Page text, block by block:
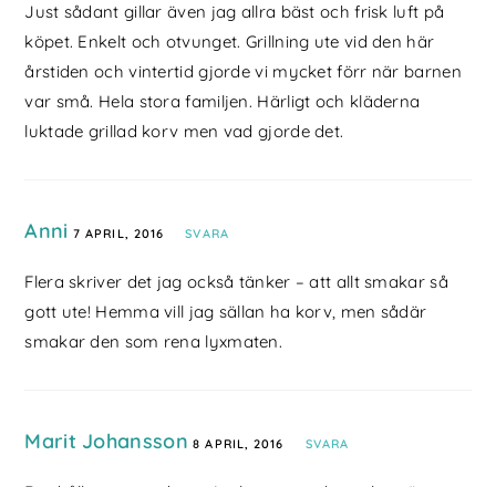
Just sådant gillar även jag allra bäst och frisk luft på
köpet. Enkelt och otvunget. Grillning ute vid den här
årstiden och vintertid gjorde vi mycket förr när barnen
var små. Hela stora familjen. Härligt och kläderna
luktade grillad korv men vad gjorde det.
Anni 7 APRIL, 2016 SVARA
Flera skriver det jag också tänker – att allt smakar så
gott ute! Hemma vill jag sällan ha korv, men sådär
smakar den som rena lyxmaten.
Marit Johansson 8 APRIL, 2016 SVARA